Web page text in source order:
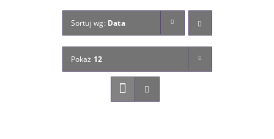
Sortuj wg: Data
Pokaż 12